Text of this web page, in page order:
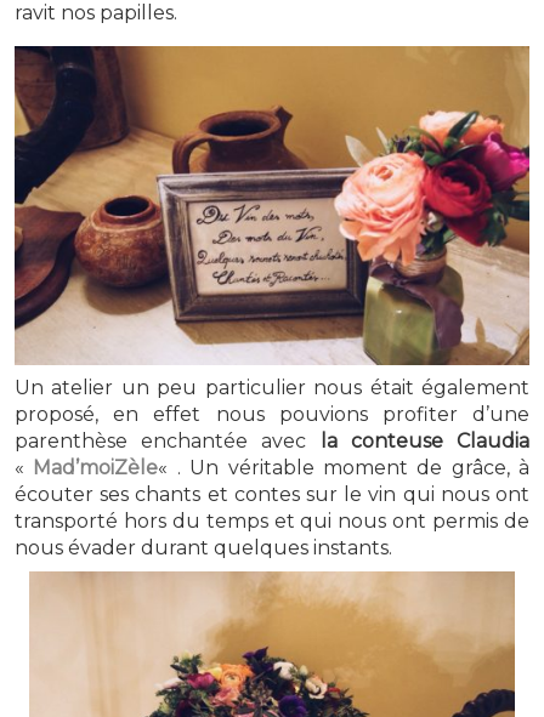
ravit nos papilles.
Un atelier un peu particulier nous était également
proposé, en effet nous pouvions profiter d’une
parenthèse enchantée avec
la conteuse Claudia
« Mad’moiZèle« . Un véritable moment de grâce, à
écouter ses chants et contes sur le vin qui nous ont
transporté hors du temps et qui nous ont permis de
nous évader durant quelques instants.